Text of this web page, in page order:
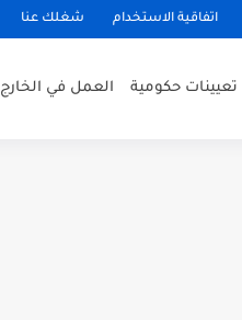
اتفاقية الاستخدام شغلك عنا
تعيينات حكومية العمل في الخارج